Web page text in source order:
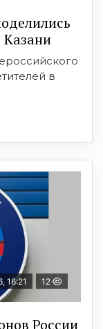
в
16:21 12
России